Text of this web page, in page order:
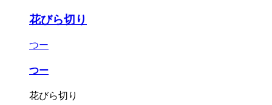
花びら切り
つー
つー
花びら切り